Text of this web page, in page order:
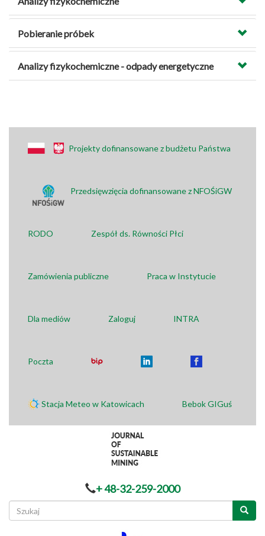
Pobieranie próbek
Analizy fizykochemiczne - odpady energetyczne
Projekty dofinansowane z budżetu Państwa
Przedsięwzięcia dofinansowane z NFOŚiGW
RODO Zespół ds. Równości Płci
Zamówienia publiczne Praca w Instytucie
Dla mediów Zaloguj INTRA
Poczta
Stacja Meteo w Katowicach Bebok GIGuś
+ 48-32-259-2000
Formularz